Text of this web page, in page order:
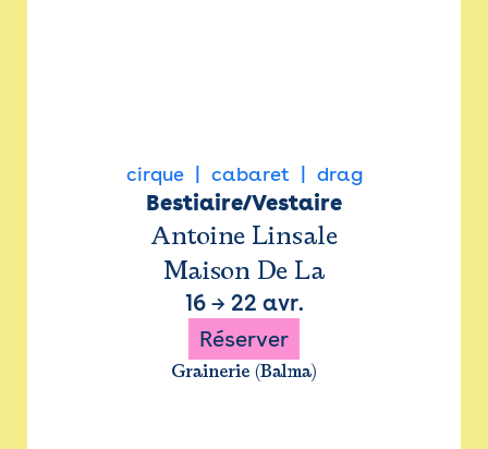
cirque cabaret drag
Bestiaire/Vestaire
Antoine Linsale
Maison De La
16→ 22 avr.
Réserver
Grainerie (Balma)